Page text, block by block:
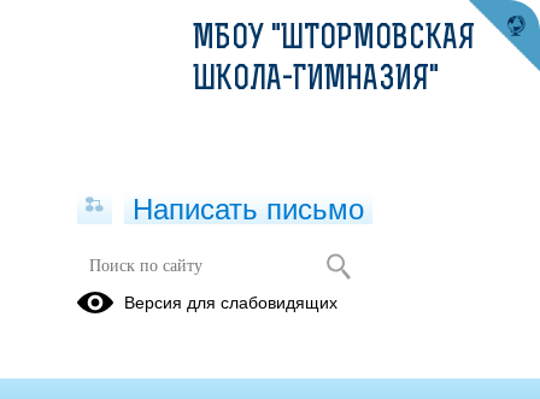
Акция "Дети детям"
МБОУ "ШТОРМОВСКАЯ
ШКОЛА-ГИМНАЗИЯ"
Написать письмо
Версия для слабовидящих